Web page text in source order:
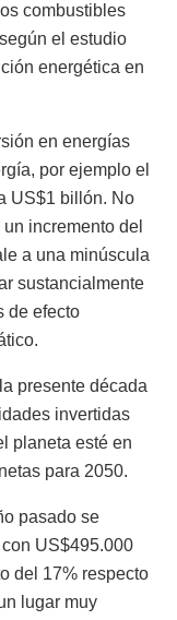
combustibles
el estudio
energética en
en energías
por ejemplo el
US$1 billón. No
incremento del
a una minúscula
sustancialmente
de efecto
presente década
invertidas
planeta esté en
para 2050.
pasado se
US$495.000
del 17% respecto
lugar muy